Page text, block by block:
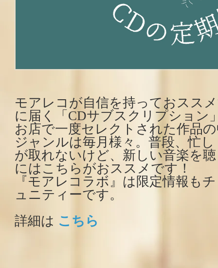
モアレコが自信を持っておスス
に届く「CDサブスクリプション
お店で一度セレクトされた作品
ジャンルは毎月様々。普段、忙
が取れないけど、新しい音楽を
にはこちらがおススメです！
『モアレコラボ』は限定情報も
ュニティーです。
詳細は こちら